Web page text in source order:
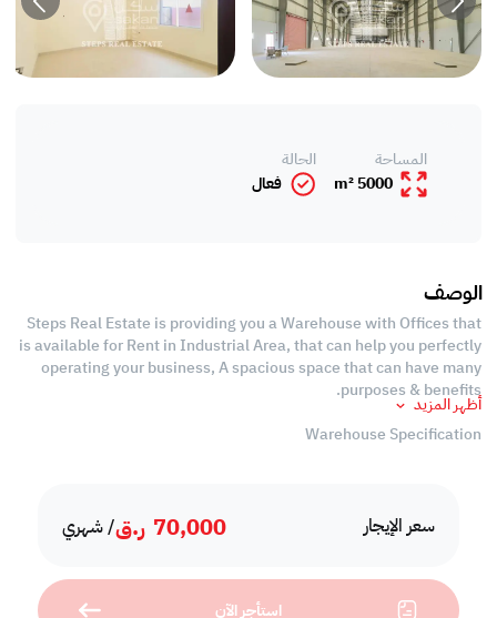
سعر الإيجار 70,000 ر.ق/ شهري
استأجر الآن
المساحة
5000 m²
الحالة
فعال
الوصف
Steps Real Estate is providing you a Warehouse with Offices that
is available for Rent in Industrial Area, that can help you perfectly
operating your business, A spacious space that can have many
purposes & benefits.
Warehouse Specification
Services and Amenities
أظهر المزيد